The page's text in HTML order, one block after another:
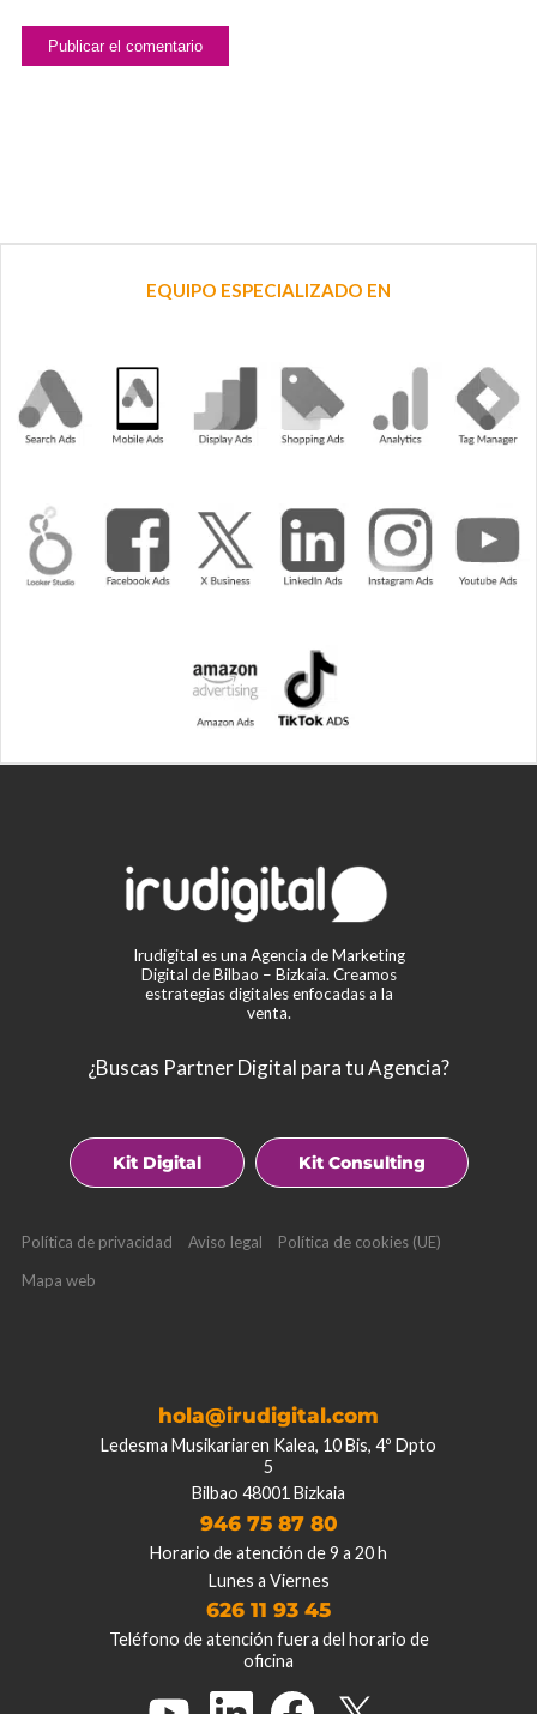
EQUIPO ESPECIALIZADO EN
Irudigital es una Agencia de Marketing
Digital de Bilbao – Bizkaia. Creamos
estrategias digitales enfocadas a la
venta.
¿Buscas Partner Digital para tu Agencia?
Kit Digital Kit Consulting
Política de privacidad Aviso legal
Política de cookies (UE)
Mapa web
hola@irudigital.com
Ledesma Musikariaren Kalea, 10 Bis, 4º Dpto
5
Bilbao 48001 Bizkaia
946 75 87 80
Horario de atención de 9 a 20 h
Lunes a Viernes
626 11 93 45
Teléfono de atención fuera del horario de
oficina